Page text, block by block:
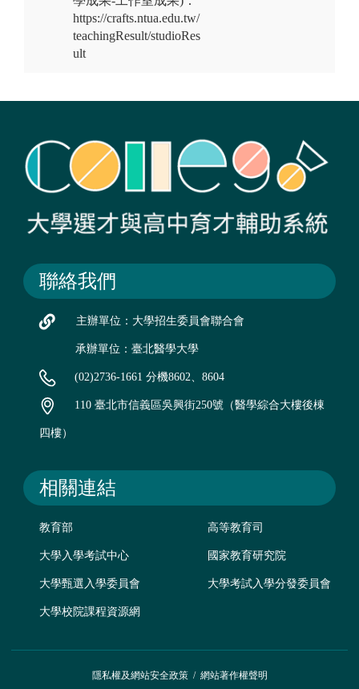
https://crafts.ntua.edu.tw/
teachingResult/studioRes
ult
聯絡我們
主辦單位：大學招生委員會聯合會
承辦單位：臺北醫學大學
(02)2736-1661 分機8602、8604
110 臺北市信義區吳興街250號（醫學綜合大樓後棟
四樓）
相關連結
教育部 高等教育司
大學入學考試中心 國家教育研究院
大學甄選入學委員會 大學考試入學分發委員會
大學校院課程資源網
隱私權及網站安全政策/ 網站著作權聲明